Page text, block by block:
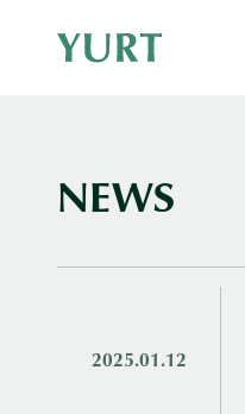
NEWS
2025.01.12